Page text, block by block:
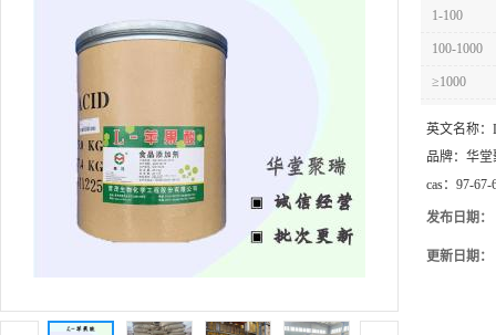
1-100
100-1000
≥1000
英文名称：
品牌： 华堂
cas： 97-67-
发布日期：
更新日期：